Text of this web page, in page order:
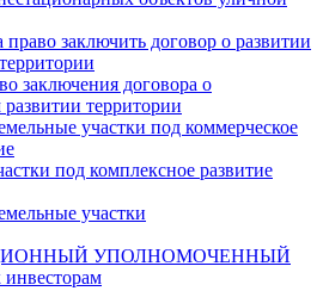
заключить договор о развитии
заключения договора о
территории
участки под коммерческое
под комплексное развитие
участки
УПОЛНОМОЧЕННЫЙ